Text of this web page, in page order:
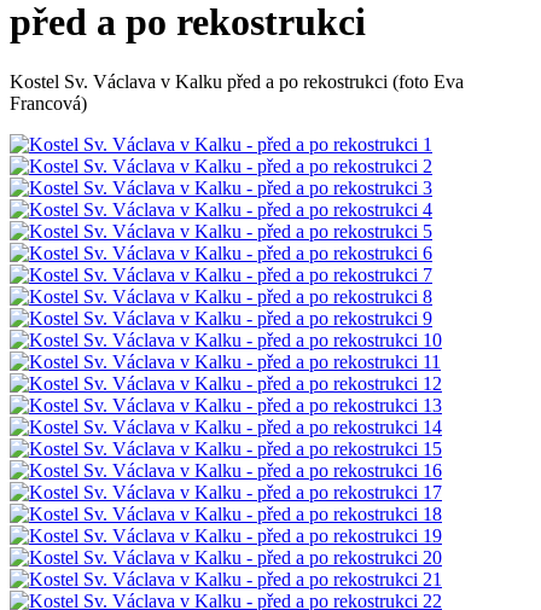
před a po rekostrukci
Kostel Sv. Václava v Kalku před a po rekostrukci (foto Eva
Francová)